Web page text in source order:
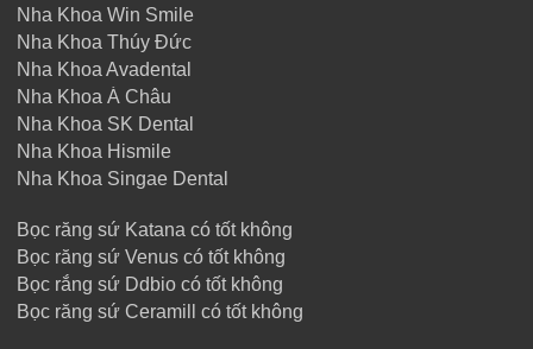
Nha Khoa Win Smile
Nha Khoa Thúy Đức
Nha Khoa Avadental
Nha Khoa Á Châu
Nha Khoa SK Dental
Nha Khoa Hismile
Nha Khoa Singae Dental
Bọc răng sứ Katana có tốt không
Bọc răng sứ Venus có tốt không
Bọc rắng sứ Ddbio có tốt không
Bọc răng sứ Ceramill có tốt không